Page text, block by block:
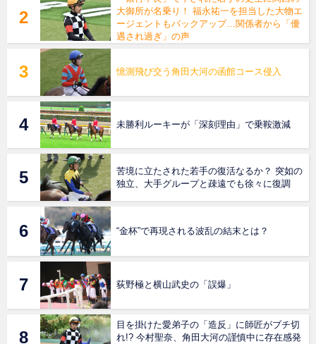
大御所が名乗り！ 福永祐一を担当した大物エ
ージェントもバックアップ…関係者から「優
遇され過ぎ」の声
憶測飛び交う角田大河の函館コース侵入
未勝利ルーキーが「深刻理由」で乗鞍激減
苦境に立たされた若手の復活なるか？ 突如の
独立、大手グループと疎遠でも徐々に復調
“金杯”で再現される波乱の結末とは？
荻野極と横山武史の「誤爆」
目を掛けた愛弟子の「造反」に師匠がブチ切
れ!? 今村聖奈、角田大河の謹慎中に存在感発